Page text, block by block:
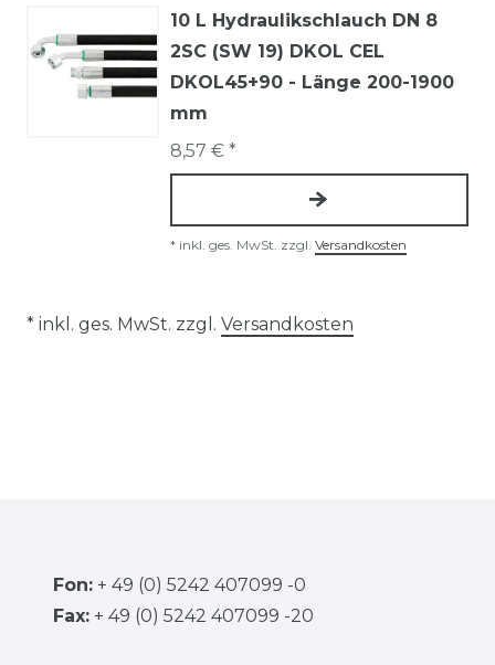
10 L Hydraulikschlauch DN 8
2SC (SW 19) DKOL CEL
DKOL45+90 - Länge 200-1900
mm
8,57 € *
* inkl. ges. MwSt. zzgl. Versandkosten
* inkl. ges. MwSt. zzgl. Versandkosten
Fon: + 49 (0) 5242 407099 -0
Fax: + 49 (0) 5242 407099 -20